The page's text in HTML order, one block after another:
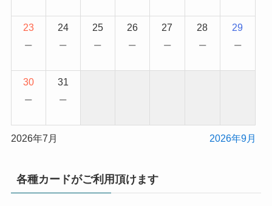
23
−
24
−
25
−
26
−
27
−
28
−
29
−
30
−
31
−
2026年7月 2026年9月
各種カードがご利用頂けます